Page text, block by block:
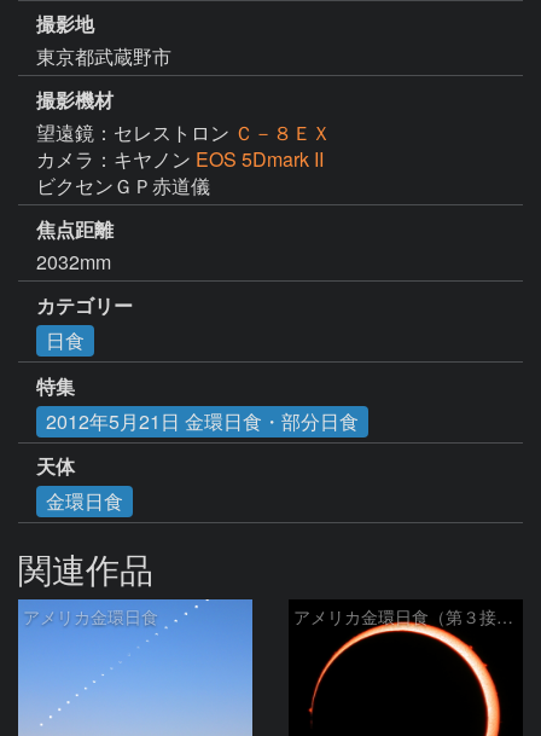
撮影地
東京都武蔵野市
撮影機材
望遠鏡：セレストロン Ｃ－８ＥＸ
カメラ：キヤノン EOS 5Dmark II
ビクセンＧＰ赤道儀
焦点距離
2032mm
カテゴリー
日食
特集
2012年5月21日 金環日食・部分日食
天体
金環日食
関連作品
アメリカ金環日食 アメリカ金環日食（第３接触）